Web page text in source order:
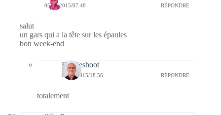
05/06/2015/07:48 RÉPONDRE
salut
un gars qui a la tête sur les épaules
bon week-end
Bernieshoot
06/06/2015/18:56 RÉPONDRE
totalement